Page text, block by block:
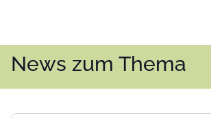
News zum Thema